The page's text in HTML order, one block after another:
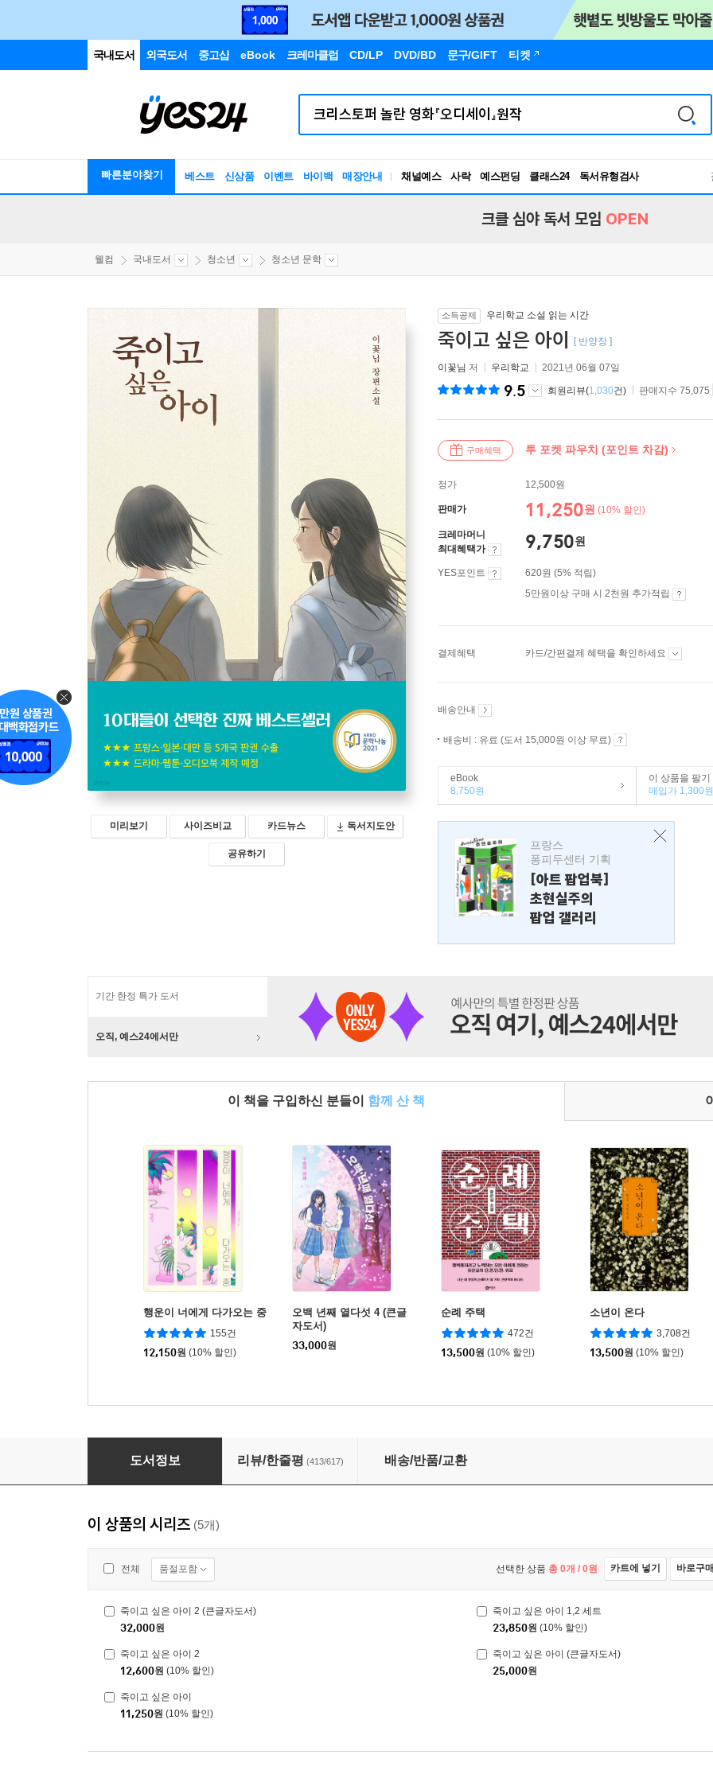
국내도서 외국도서 중고샵 eBook 크레마클럽 CD/LP DVD/BD 문구/GIFT 티켓
빠른분야찾기 베스트 신상품 이벤트 바이백 매장안내 채널예스 사락 예스펀딩 클래스24
RBTI Lab
독서유형검사
크클 심야 독서 모임 OPEN
웰컴 국내도서 청소년 청소년 문학
미리보기 사이즈비교 카드뉴스 독서지도안
공유하기
소득공제 우리학교 소설 읽는 시간
죽이고 싶은 아이 [ 반양장 ]
이꽃님 저 우리학교 2021년 06월 07일
9.5 회원리뷰(1,030건) 판매지수 75,075
구매혜택 투 포켓 파우치 (포인트 차감)
정가 12,500원
판매가 11,250원 (10% 할인)
크레마머니
최대혜택가
9,750원
YES포인트
620원 (5% 적립)
5만원이상 구매 시 2천원 추가적립
결제혜택 카드/간편결제 혜택을 확인하세요
배송안내
배송비 : 유료 (도서 15,000원 이상 무료)
eBook
8,750원
이 상품을 팔기
매입가 1,300원
프랑스
퐁피두센터 기획
[아트 팝업북]
초현실주의
팝업 갤러리
기간 한정 특가 도서
오직, 예스24에서만
이 책을 구입하신 분들이 함께 산 책
행운이 너에게 다가오는 중
155건
12,150원 (10% 할인)
오백 년째 열다섯 4 (큰글
자도서)
33,000원
순례 주택
472건
13,500원 (10% 할인)
소년이 온다
3,708건
13,500원 (10% 할인)
죽이고 싶은 아이
도서정보 리뷰/한줄평 (413/617) 배송/반품/교환
이 상품의 시리즈 (5개)
전체 품절포함 선택한 상품 총 0개 / 0원 카트에 넣기 바로구
죽이고 싶은 아이 2 (큰글자도서)
32,000원
죽이고 싶은 아이 1,2 세트
23,850원 (10% 할인)
죽이고 싶은 아이 2
12,600원 (10% 할인)
죽이고 싶은 아이 (큰글자도서)
25,000원
죽이고 싶은 아이
11,250원 (10% 할인)